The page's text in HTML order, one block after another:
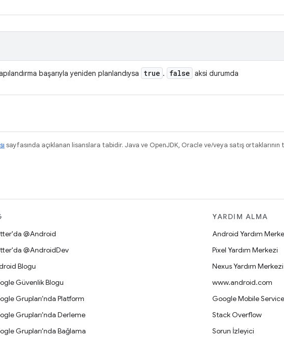
başarıyla yeniden planlandıysa true . false aksi durumda
sayfasında açıklanan lisanslara tabidir. Java ve OpenJDK, Oracle ve/veya satış
@Android
@AndroidDev
Blogu
Güvenlik Blogu
Grupları'nda Platform
Grupları'nda Derleme
Grupları'nda Bağlama
YARDIM ALMA
Android Yardım
Pixel Yardım Merkezi
Nexus Yardım Merkezi
www.android.com
Google Mobile
Stack Overflow
Sorun İzleyici